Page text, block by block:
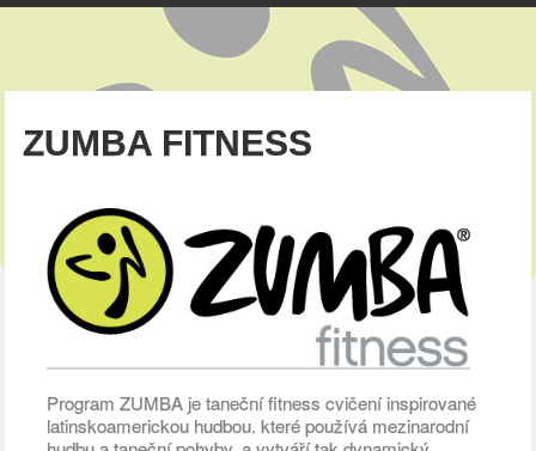
ZUMBA FITNESS
Program ZUMBA je taneční fitness cvičení inspirované
latinskoamerickou hudbou. které používá mezinarodní